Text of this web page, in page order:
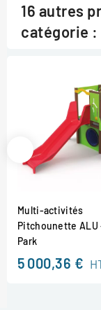
16 autres
catégorie :
Multi-activités
Pitchounette ALU
Park
5 000,36 €